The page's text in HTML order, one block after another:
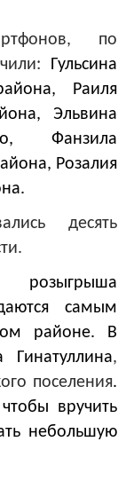
по
Гульсина
Раиля
Эльвина
Фанзила
Розалия
десять
розыгрыша
самым
районе. В
,
поселения.
вручить
небольшую